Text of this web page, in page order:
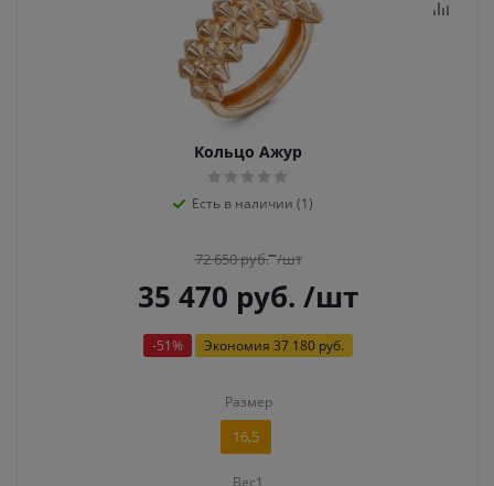
Кольцо Ажур
Есть в наличии (1)
72 650руб. /шт
35 470 руб. /шт
-51% Экономия 37 180 руб.
Размер
16,5
Вес1